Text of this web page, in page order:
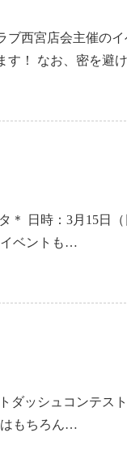
西宮店会主催のイ
す！ なお、密を避
日時：3月15日（
イベントも…
ダッシュコンテス
はもちろん…